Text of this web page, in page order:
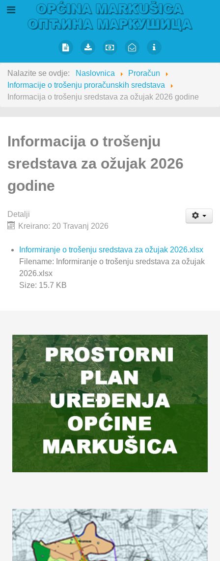
Nalazite se ovdje: Naslovnica
Proračun
Informacije o trošenju proračunskih sredstava
Informacija o trošenju sredstava za ožujak 2026 godine
Informacija o trošenju
sredstava za ožujak 2026
godine
Detalji
Kreirano: 20 Travanj 2026
Informiranje o trošenju sredstava za ožujak 2026.xlsx
Filename: Informiranje o trošenju sredstava za ožujak
2026.xlsx
Size: 15.7 KB